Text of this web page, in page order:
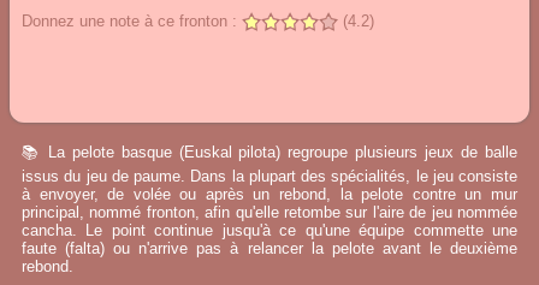
Donnez une note à ce fronton : (4.2)
📚 La pelote basque (Euskal pilota) regroupe plusieurs jeux de balle
issus du jeu de paume. Dans la plupart des spécialités, le jeu consiste
à envoyer, de volée ou après un rebond, la pelote contre un mur
principal, nommé fronton, afin qu'elle retombe sur l'aire de jeu nommée
cancha. Le point continue jusqu'à ce qu'une équipe commette une
faute (falta) ou n'arrive pas à relancer la pelote avant le deuxième
rebond.